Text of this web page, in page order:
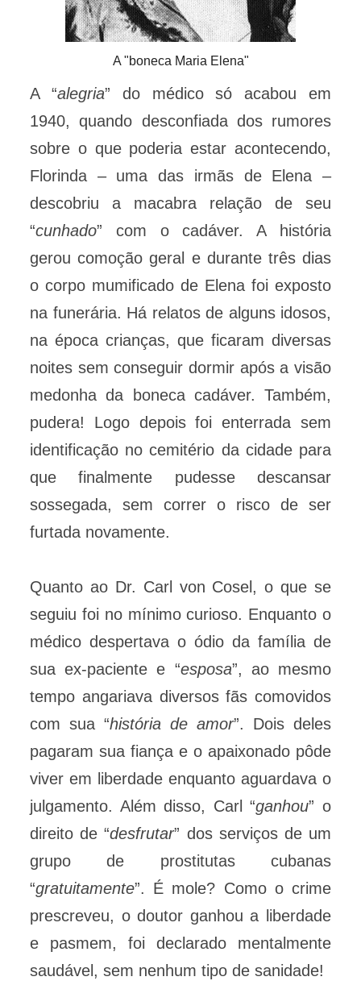
A "boneca Maria Elena"
A “alegria” do médico só acabou em
1940, quando desconfiada dos rumores
sobre o que poderia estar acontecendo,
Florinda – uma das irmãs de Elena –
descobriu a macabra relação de seu
“cunhado” com o cadáver. A história
gerou comoção geral e durante três dias
o corpo mumificado de Elena foi exposto
na funerária. Há relatos de alguns idosos,
na época crianças, que ficaram diversas
noites sem conseguir dormir após a visão
medonha da boneca cadáver. Também,
pudera! Logo depois foi enterrada sem
identificação no cemitério da cidade para
que finalmente pudesse descansar
sossegada, sem correr o risco de ser
furtada novamente.
Quanto ao Dr. Carl von Cosel, o que se
seguiu foi no mínimo curioso. Enquanto o
médico despertava o ódio da família de
sua ex-paciente e “esposa”, ao mesmo
tempo angariava diversos fãs comovidos
com sua “história de amor”. Dois deles
pagaram sua fiança e o apaixonado pôde
viver em liberdade enquanto aguardava o
julgamento. Além disso, Carl “ganhou” o
direito de “desfrutar” dos serviços de um
grupo de prostitutas cubanas
“gratuitamente”. É mole? Como o crime
prescreveu, o doutor ganhou a liberdade
e pasmem, foi declarado mentalmente
saudável, sem nenhum tipo de sanidade!